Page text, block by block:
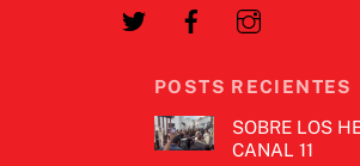
POSTS RECIENTES
SOBRE LOS
CANAL 11